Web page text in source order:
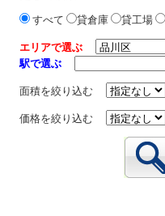
すべて 貸倉庫 貸工場
エリアで選ぶ
駅で選ぶ
面積を絞り込む
価格を絞り込む